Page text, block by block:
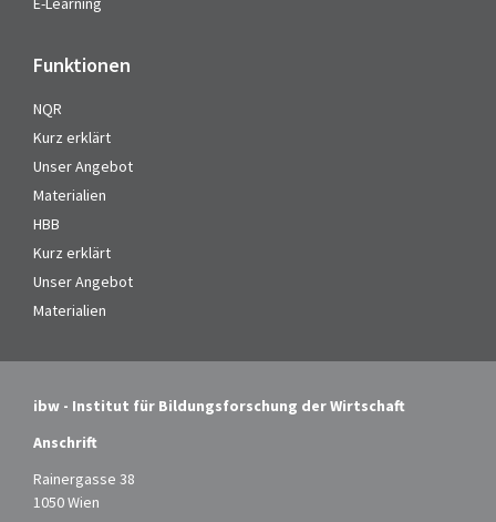
Funktionen
NQR
Kurz erklärt
Unser Angebot
Materialien
HBB
Kurz erklärt
Unser Angebot
Materialien
ibw - Institut für Bildungsforschung der Wirtschaft
Anschrift
Rainergasse 38
1050 Wien